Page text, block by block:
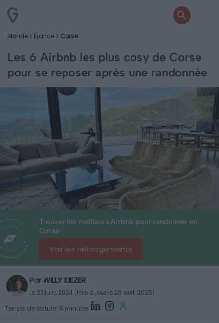
Monde France Corse
Les 6 Airbnb les plus cosy de Corse
pour se reposer après une randonnée
Trouver les meilleurs Airbnb pour randonner en
Corse
Voir les hébergements
ParWILLY KIEZER
Le 23 juin, 2024 (mis à jour le 26 avril 2025)
Temps de lecture: 6 minutes